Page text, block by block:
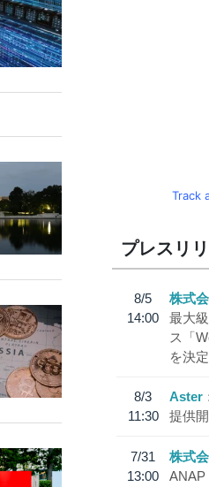
Track
プレスリ
8/5
14:00
株式
最大
ス「
を決定
8/3
11:30
Aster
提供
7/31
13:00
株式
ANAP